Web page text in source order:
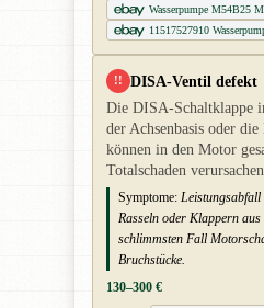
Wasserpumpe M54B25
11517527910
!! DISA-Ventil defekt
Die DISA-Schaltklappe
der Achsenbasis oder
können in den Motor
Totalschaden
Symptome:
Rasseln oder Klappern
schlimmsten Fall
Bruchstücke.
130–300 €